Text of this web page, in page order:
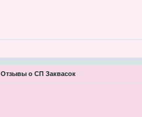
Отзывы о СП Заквасок